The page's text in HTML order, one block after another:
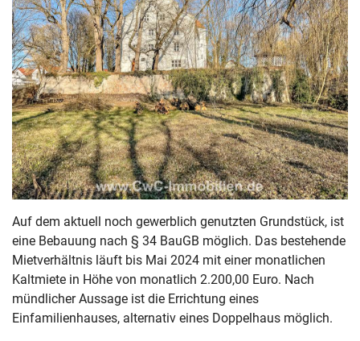
Auf dem aktuell noch gewerblich genutzten Grundstück, ist
eine Bebauung nach § 34 BauGB möglich. Das bestehende
Mietverhältnis läuft bis Mai 2024 mit einer monatlichen
Kaltmiete in Höhe von monatlich 2.200,00 Euro. Nach
mündlicher Aussage ist die Errichtung eines
Einfamilienhauses, alternativ eines Doppelhaus möglich.